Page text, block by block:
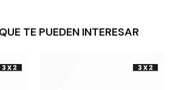
TE PUEDEN INTERESAR